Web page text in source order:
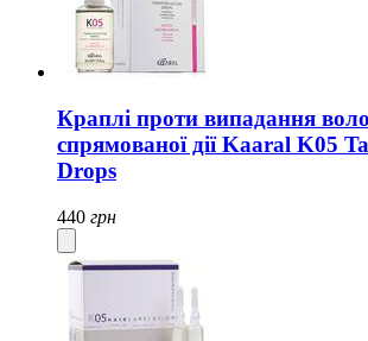
Краплі проти випадання
спрямованої дії Kaaral K05
Drops
440 грн